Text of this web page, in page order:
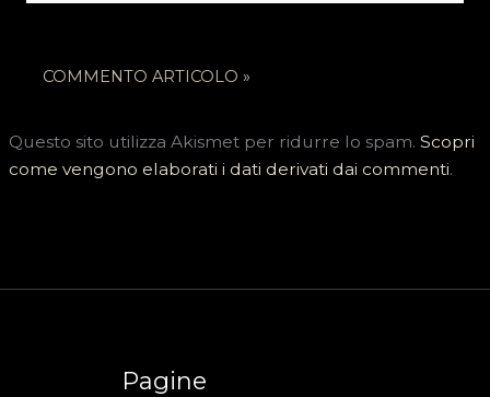
Questo sito utilizza Akismet per ridurre lo spam.Scopri
come vengono elaborati i dati derivati dai commenti.
Pagine